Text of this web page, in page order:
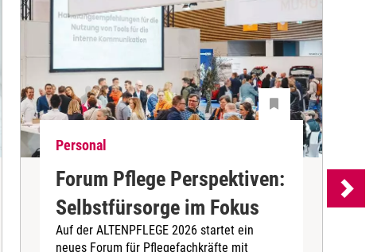
Personal
Forum Pflege Perspektiven:
Selbstfürsorge im Fokus
Auf der ALTENPFLEGE 2026 startet ein
neues Forum für Pflegefachkräfte mit